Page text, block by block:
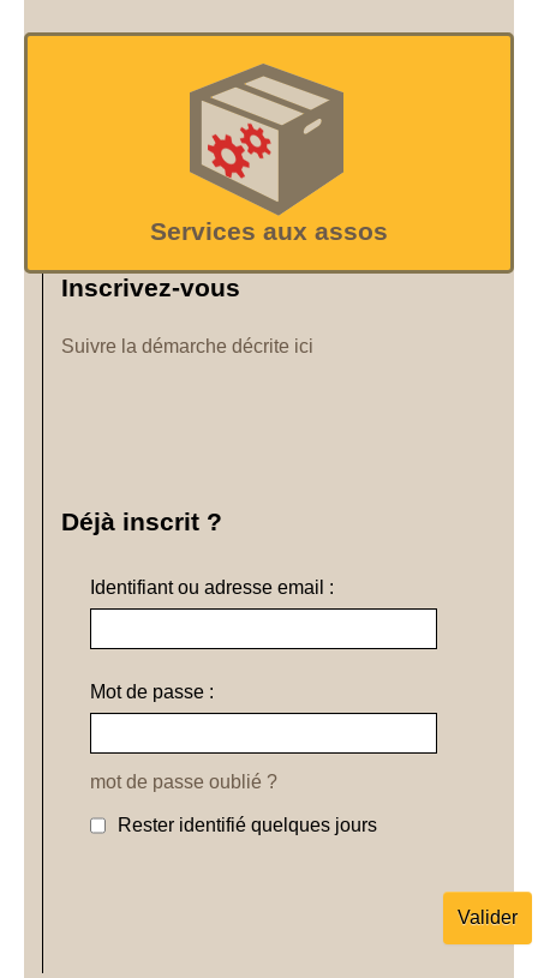
Services aux assos
Inscrivez-vous
Suivre la démarche décrite ici
Déjà inscrit ?
Identifiant ou adresse email :
Mot de passe :
mot de passe oublié ?
Rester identifié quelques jours